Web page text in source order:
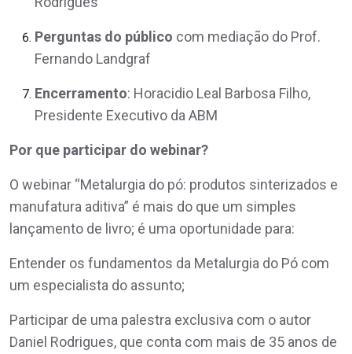
Perguntas do público com mediação do Prof.
Fernando Landgraf
Encerramento: Horacidio Leal Barbosa Filho,
Presidente Executivo da ABM
Por que participar do webinar?
O webinar “Metalurgia do pó: produtos sinterizados e
manufatura aditiva” é mais do que um simples
lançamento de livro; é uma oportunidade para:
Entender os fundamentos da Metalurgia do Pó com
um especialista do assunto;
Participar de uma palestra exclusiva com o autor
Daniel Rodrigues, que conta com mais de 35 anos de